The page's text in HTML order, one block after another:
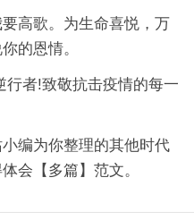
高歌。为生命喜悦，万
的恩情。
行者!致敬抗击疫情的每一
编为你整理的其他时代
会【多篇】范文。